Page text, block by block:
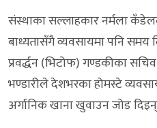
संस्थाका सल्लाहकार नर्मला
बाध्यतासँगै व्यवसायमा पनि समय
प्रवर्द्धन (भिटोफ) गण्डकीका
भण्डारीले देशभरका होमस्टे
अर्गानिक खाना खुवाउन जोड